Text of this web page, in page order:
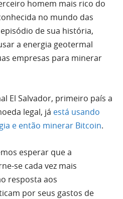
homem mais rico do
no mundo das
de sua história,
a energia geotermal
empresas para minerar
El Salvador, primeiro país a
legal, já está usando
e então minerar Bitcoin.
esperar que a
se cada vez mais
resposta aos
por seus gastos de